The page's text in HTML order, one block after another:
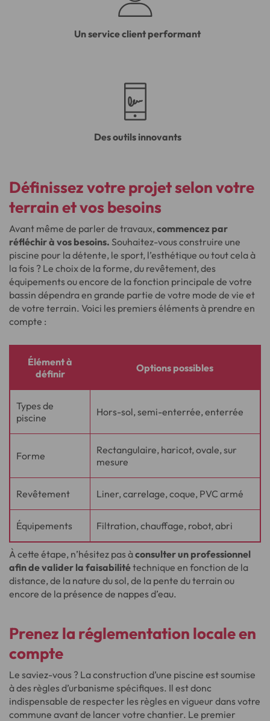
Un service client performant
Des outils innovants
Définissez votre projet selon votre
terrain et vos besoins
Avant même de parler de travaux,commencez par
réfléchir à vos besoins. Souhaitez-vous construire une
piscine pour la détente, le sport, l’esthétique ou tout cela à
la fois ? Le choix de la forme, du revêtement, des
équipements ou encore de la fonction principale de votre
bassin dépendra en grande partie de votre mode de vie et
de votre terrain. Voici les premiers éléments à prendre en
compte :
Élément à
définir
Options possibles
Types de
piscine
Hors-sol, semi-enterrée, enterrée
Forme
Rectangulaire, haricot, ovale, sur
mesure
Revêtement Liner, carrelage, coque, PVC armé
Équipements Filtration, chauffage, robot, abri
À cette étape, n’hésitez pas àconsulter un professionnel
afin de valider la faisabilitétechnique en fonction de la
distance, de la nature du sol, de la pente du terrain ou
encore de la présence de nappes d’eau.
Prenez la réglementation locale en
compte
Le saviez-vous ? La construction d’une piscine est soumise
à des règles d’urbanisme spécifiques. Il est donc
indispensable de respecter les règles en vigueur dans votre
commune avant de lancer votre chantier. Le premier